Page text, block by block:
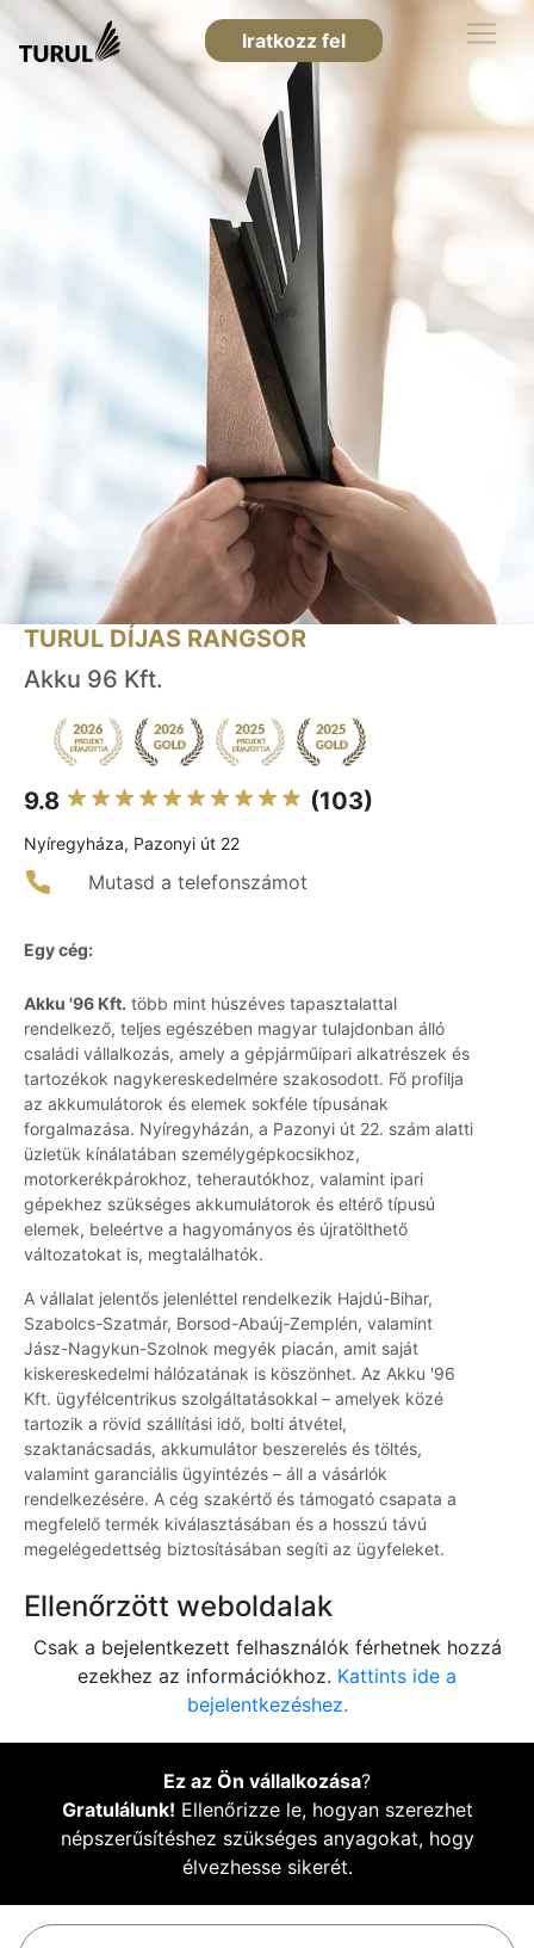
Iratkozz fel
TURUL DÍJAS RANGSOR
Akku 96 Kft.
9.8 (103)
Nyíregyháza, Pazonyi út 22
Mutasd a telefonszámot
Egy cég:
Akku '96 Kft. több mint húszéves tapasztalattal
rendelkező, teljes egészében magyar tulajdonban álló
családi vállalkozás, amely a gépjárműipari alkatrészek és
tartozékok nagykereskedelmére szakosodott. Fő profilja
az akkumulátorok és elemek sokféle típusának
forgalmazása. Nyíregyházán, a Pazonyi út 22. szám alatti
üzletük kínálatában személygépkocsikhoz,
motorkerékpárokhoz, teherautókhoz, valamint ipari
gépekhez szükséges akkumulátorok és eltérő típusú
elemek, beleértve a hagyományos és újratölthető
változatokat is, megtalálhatók.
A vállalat jelentős jelenléttel rendelkezik Hajdú-Bihar,
Szabolcs-Szatmár, Borsod-Abaúj-Zemplén, valamint
Jász-Nagykun-Szolnok megyék piacán, amit saját
kiskereskedelmi hálózatának is köszönhet. Az Akku '96
Kft. ügyfélcentrikus szolgáltatásokkal – amelyek közé
tartozik a rövid szállítási idő, bolti átvétel,
szaktanácsadás, akkumulátor beszerelés és töltés,
valamint garanciális ügyintézés – áll a vásárlók
rendelkezésére. A cég szakértő és támogató csapata a
megfelelő termék kiválasztásában és a hosszú távú
megelégedettség biztosításában segíti az ügyfeleket.
Ellenőrzött weboldalak
Csak a bejelentkezett felhasználók férhetnek hozzá
ezekhez az információkhoz. Kattints ide a
bejelentkezéshez.
Ez az Ön vállalkozása?
Gratulálunk! Ellenőrizze le, hogyan szerezhet
népszerűsítéshez szükséges anyagokat, hogy
élvezhesse sikerét.